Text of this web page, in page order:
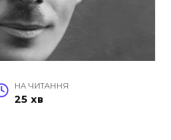
НА ЧИТАННЯ
25 хв